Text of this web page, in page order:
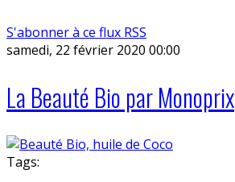
S'abonner à ce flux RSS
samedi, 22 février 2020 00:00
La Beauté Bio par Monoprix
Tags: